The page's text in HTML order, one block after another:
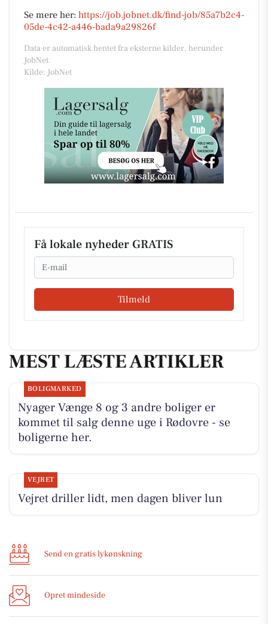
Se mere her: https://job.jobnet.dk/find-job/85a7b2c4-
05de-4c42-a446-bada9a29826f
Data er automatisk hentet fra eksterne kilder, herunder
JobNet.
Kilde: JobNet
Få lokale nyheder GRATIS
Email
Tilmeld
MEST LÆSTE ARTIKLER
BOLIGMARKED
Nyager Vænge 8 og 3 andre boliger er
kommet til salg denne uge i Rødovre - se
boligerne her.
VEJRET
Vejret driller lidt, men dagen bliver lun
Send en gratis lykønskning
Opret mindeside